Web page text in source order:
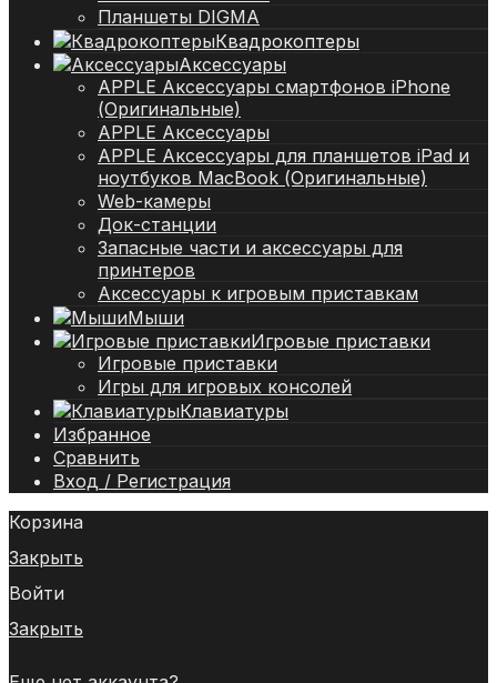
Планшеты DIGMA
Квадрокоптеры
Аксессуары
APPLE Аксессуары смартфонов iPhone
(Оригинальные)
APPLE Аксессуары
APPLE Аксессуары для планшетов iPad и
ноутбуков MacBook (Оригинальные)
Web-камеры
Док-станции
Запасные части и аксессуары для
принтеров
Аксессуары к игровым приставкам
Мыши
Игровые приставки
Игровые приставки
Игры для игровых консолей
Клавиатуры
Избранное
Сравнить
Вход / Регистрация
Корзина
Закрыть
Войти
Закрыть